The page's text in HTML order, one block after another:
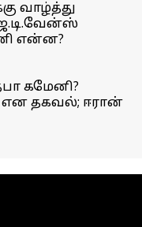
வாழ்த்து
என்ன?
கமேனி?
என தகவல்; ஈரான்